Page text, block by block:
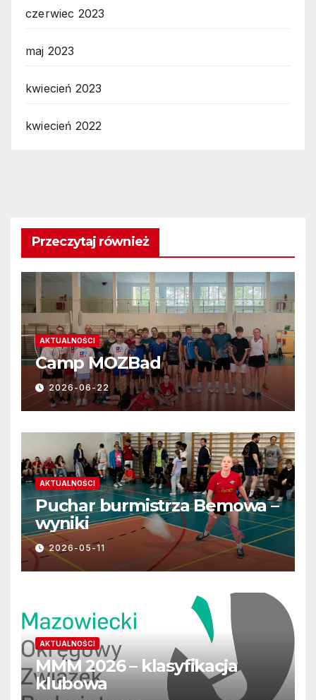
czerwiec 2023
maj 2023
kwiecień 2023
kwiecień 2022
Przeczytaj również
AKTUALNOŚCI
Camp MOZBad
2026-06-22
AKTUALNOŚCI
Puchar burmistrza Bemowa –
wyniki
2026-05-11
AKTUALNOŚCI
MMM 2026 – klasyfikacja
klubowa